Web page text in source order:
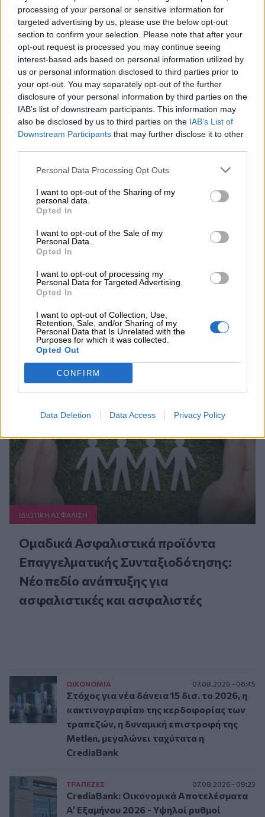
processing of your personal or sensitive information for
targeted advertising by us, please use the below opt-out
section to confirm your selection. Please note that after your
opt-out request is processed you may continue seeing
interest-based ads based on personal information utilized by
us or personal information disclosed to third parties prior to
your opt-out. You may separately opt-out of the further
disclosure of your personal information by third parties on the
IAB’s list of downstream participants. This information may
also be disclosed by us to third parties on the IAB’s List of
Downstream Participants that may further disclose it to other
Personal Data Processing Opt Outs
I want to opt-out of the Sharing of my
personal data.
Opted In
I want to opt-out of the Sale of my
Personal Data.
Opted In
I want to opt-out of processing my
Personal Data for Targeted Advertising.
Opted In
I want to opt-out of Collection, Use,
Retention, Sale, and/or Sharing of my
Personal Data that Is Unrelated with the
Purposes for which it was collected.
Opted Out
CONFIRM
Data Deletion Data Access Privacy Policy
Η γαλλική «ψήφος» στο «καλώδιο» και τα συμφέροντα, οι
ελληνικές τράπεζες «πρωταθλήτριες» στα δάνεια, νέο deal
Βαρδινογιάννη- Εξάρχου και ο διπλασιασμός των κερδών της
05.08.2026 - 13:37
Randy Schekman, Νομπελίστας Ιατρικής: «Σε πέντε χρόνια
μπορεί να έχουμε θεραπεία που αναστέλλει την εξέλιξη του
Πάρκινσον»
05.08.2026 - 12:33
παρονομαστή το κοινό συμφέρον
Αντώνης Βουκλαρής - «ΕΡΡΙΚΟΣ ΝΤΥΝΑΝ»
Η νέα εποχή στην εκπαίδευση των ασφαλιστικών
διαμεσολαβητών
ΠΕΡΙΣΣΟΤΕΡΑ
Συνεχής ροή
ΙΔΙΩΤΙΚΗ ΑΣΦAΛΙΣΗ
Ομαδικά Ασφαλιστικά προϊόντα
Επαγγελματικής Συνταξιοδότησης:
Νέο πεδίο ανάπτυξης για
ασφαλιστικές και ασφαλιστές
ΟΙΚΟΝΟΜΙΑ 07.08.2026 - 08:45
Στόχος για νέα δάνεια 15 δισ. το 2026, η
«ακτινογραφία» της κερδοφορίας των
τραπεζών, η δυναμική επιστροφή της
Metlen, μεγαλώνει ταχύτατα η
CrediaBank
ΤΡAΠΕΖΕΣ 07.08.2026 - 09:23
CrediaBank: Οικονομικά Αποτελέσματα
A’ Εξαμήνου 2026 - Υψηλοί ρυθμοί